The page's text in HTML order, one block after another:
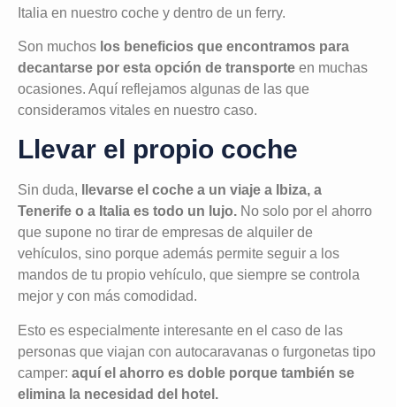
Italia en nuestro coche y dentro de un ferry.
Son muchos los beneficios que encontramos para
decantarse por esta opción de transporte en muchas
ocasiones. Aquí reflejamos algunas de las que
consideramos vitales en nuestro caso.
Llevar el propio coche
Sin duda,
llevarse el coche a un viaje a Ibiza, a
Tenerife o a Italia es todo un lujo. No solo por el ahorro
que supone no tirar de empresas de alquiler de
vehículos, sino porque además permite seguir a los
mandos de tu propio vehículo, que siempre se controla
mejor y con más comodidad.
Esto es especialmente interesante en el caso de las
personas que viajan con autocaravanas o furgonetas tipo
camper: aquí el ahorro es doble porque también se
elimina la necesidad del hotel.